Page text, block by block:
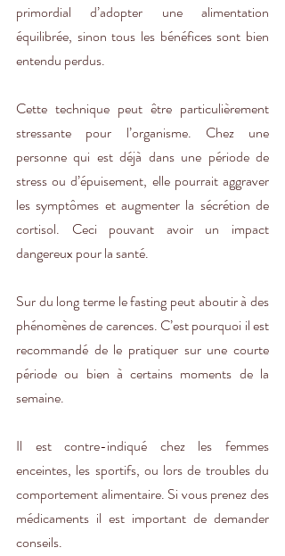
primordial d’adopter une alimentation
équilibrée, sinon tous les bénéfices sont bien
entendu perdus.
Cette technique peut être particulièrement
stressante pour l’organisme. Chez une
personne qui est déjà dans une période de
stress ou d’épuisement, elle pourrait aggraver
les symptômes et augmenter la sécrétion de
cortisol. Ceci pouvant avoir un impact
dangereux pour la santé.
Sur du long terme le fasting peut aboutir à des
phénomènes de carences. C’est pourquoi il est
recommandé de le pratiquer sur une courte
période ou bien à certains moments de la
semaine.
Il est contre-indiqué chez les femmes
enceintes, les sportifs, ou lors de troubles du
comportement alimentaire. Si vous prenez des
médicaments il est important de demander
conseils.